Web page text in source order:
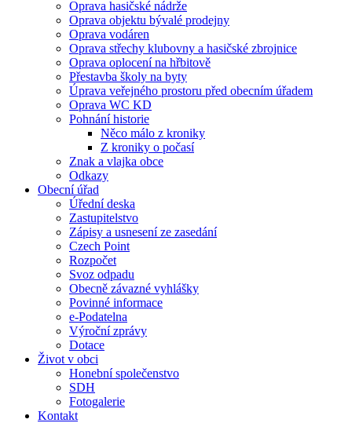
Oprava hasičské nádrže
Oprava objektu bývalé prodejny
Oprava vodáren
Oprava střechy klubovny a hasičské zbrojnice
Oprava oplocení na hřbitově
Přestavba školy na byty
Úprava veřejného prostoru před obecním úřadem
Oprava WC KD
Pohnání historie
Něco málo z kroniky
Z kroniky o počasí
Znak a vlajka obce
Odkazy
Obecní úřad
Úřední deska
Zastupitelstvo
Zápisy a usnesení ze zasedání
Czech Point
Rozpočet
Svoz odpadu
Obecně závazné vyhlášky
Povinné informace
e-Podatelna
Výroční zprávy
Dotace
Život v obci
Honební společenstvo
SDH
Fotogalerie
Kontakt